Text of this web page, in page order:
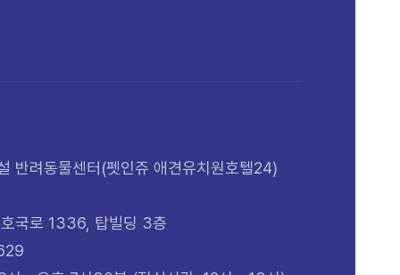
반려동물센터(펫인쥬 애견유치원호텔24)
국로 1336, 탑빌딩 3층